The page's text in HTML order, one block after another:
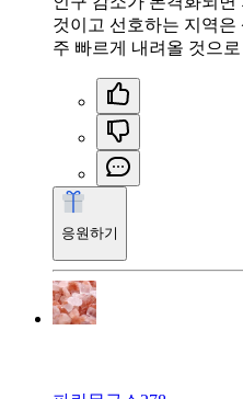
것이고 선호하는 지역
주 빠르게 내려올 것으
응원하기